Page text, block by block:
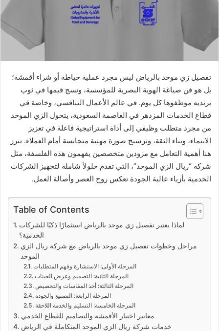
تفصيل زي موحد بالرياض ليس مجرد عملية خياطة أو شراء أقمشة؛
بل هو فن صياغة الهوية البصرية للمؤسسة، ونسج قيمها في ثوب
يرتديه موظفوها كل يوم. في عالم الأعمال التنافسي، وخاصة في
قطاع الخدمات المزدهر في العاصمة السعودية، يتحول الزي الموحد
من مجرد متطلب وظيفي إلى أداة استراتيجية فاعلة في تعزيز
الانتماء، وبناء الثقة، وترسيخ صورة مهنية متجانسة أمام العملاء. تبرز
هنا أهمية التعامل مع مزودين متخصصين يفهمون هذه الفلسفة، مثل
شركة “ريال الزي الموحد”، التي تقدم حلولاً شاملة لتجهيز الشركات
الخدمية بأزياء عالية الجودة تعكس روح العصر وأصالة العمل.
Table of Contents
لماذا يعتبر تفصيل زي موحد بالرياض استثمارًا ذكيًا للشركات
الخدمية؟
مراحل وخطوات تفصيل زي موحد بالرياض مع شركة ريال الزي
الموحد
المرحلة الأولى: الاستشارة وفهم المتطلبات
المرحلة الثانية: التصميم وعرض العينات
المرحلة الثالثة: أخذ المقاسات والتخصيص
المرحلة الرابعة: التصنيع والجودة
المرحلة الخامسة: التسليم والخدمة اللاحقة
معايير اختيار الأقمشة والتصاميم للقطاع الخدمي
خدمات شركة ريال الزي الموحد المتكاملة في الرياض